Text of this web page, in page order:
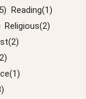
Reading(1)
Religious(2)